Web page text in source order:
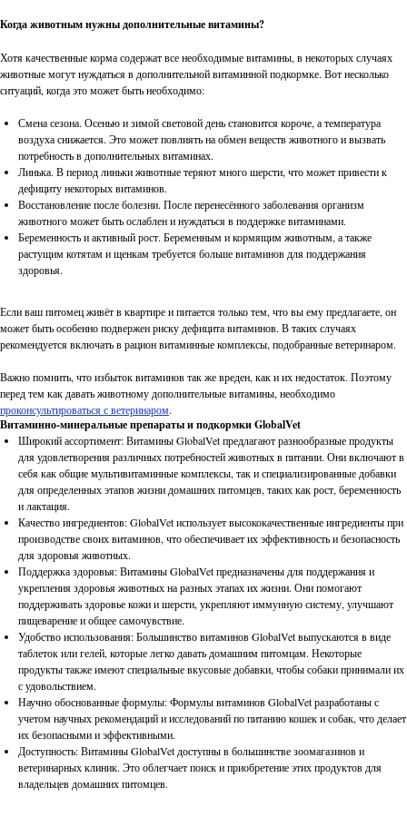
Когда животным нужны дополнительные витамины?
Хотя качественные корма содержат все необходимые витамины, в некоторых случаях
животные могут нуждаться в дополнительной витаминной подкормке. Вот несколько
ситуаций, когда это может быть необходимо:
Смена сезона. Осенью и зимой световой день становится короче, а температура
воздуха снижается. Это может повлиять на обмен веществ животного и вызвать
потребность в дополнительных витаминах.
Линька. В период линьки животные теряют много шерсти, что может привести к
дефициту некоторых витаминов.
Восстановление после болезни. После перенесённого заболевания организм
животного может быть ослаблен и нуждаться в поддержке витаминами.
Беременность и активный рост. Беременным и кормящим животным, а также
растущим котятам и щенкам требуется больше витаминов для поддержания
здоровья.
Если ваш питомец живёт в квартире и питается только тем, что вы ему предлагаете, он
может быть особенно подвержен риску дефицита витаминов. В таких случаях
рекомендуется включать в рацион витаминные комплексы, подобранные ветеринаром.
Важно помнить, что избыток витаминов так же вреден, как и их недостаток. Поэтому
перед тем как давать животному дополнительные витамины, необходимо
проконсультироваться с ветеринаром.
Витаминно-минеральные препараты и подкормки GlobalVet
Широкий ассортимент: Витамины GlobalVet предлагают разнообразные продукты
для удовлетворения различных потребностей животных в питании. Они включают в
себя как общие мультивитаминные комплексы, так и специализированные добавки
для определенных этапов жизни домашних питомцев, таких как рост, беременность
и лактация.
Качество ингредиентов: GlobalVet использует высококачественные ингредиенты при
производстве своих витаминов, что обеспечивает их эффективность и безопасность
для здоровья животных.
Поддержка здоровья: Витамины GlobalVet предназначены для поддержания и
укрепления здоровья животных на разных этапах их жизни. Они помогают
поддерживать здоровье кожи и шерсти, укрепляют иммунную систему, улучшают
пищеварение и общее самочувствие.
Удобство использования: Большинство витаминов GlobalVet выпускаются в виде
таблеток или гелей, которые легко давать домашним питомцам. Некоторые
продукты также имеют специальные вкусовые добавки, чтобы собаки принимали их
с удовольствием.
Научно обоснованные формулы: Формулы витаминов GlobalVet разработаны с
учетом научных рекомендаций и исследований по питанию кошек и собак, что делает
их безопасными и эффективными.
Доступность: Витамины GlobalVet доступны в большинстве зоомагазинов и
ветеринарных клиник. Это облегчает поиск и приобретение этих продуктов для
владельцев домашних питомцев.